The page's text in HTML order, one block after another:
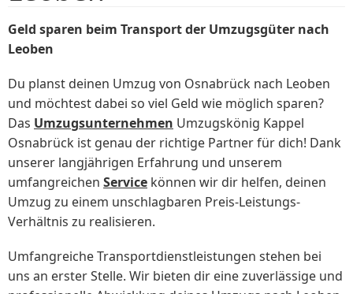
Geld sparen beim Transport der Umzugsgüter nach
Leoben
Du planst deinen Umzug von Osnabrück nach Leoben
und möchtest dabei so viel Geld wie möglich sparen?
Das Umzugsunternehmen Umzugskönig Kappel
Osnabrück ist genau der richtige Partner für dich! Dank
unserer langjährigen Erfahrung und unserem
umfangreichen Service können wir dir helfen, deinen
Umzug zu einem unschlagbaren Preis-Leistungs-
Verhältnis zu realisieren.
Umfangreiche Transportdienstleistungen stehen bei
uns an erster Stelle. Wir bieten dir eine zuverlässige und